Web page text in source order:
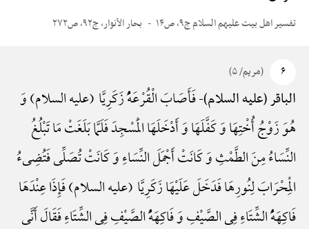
تفسیر اهل بیت علیهم السلام ج۹، ص۱۴ بحار الأنوار، ج۹۲، ص۲۷۲
۶ (مریم/ ۵)
الباقر (علیه السلام)-فَأَصَابَ الْقُرْعَهًُْ زَکَرِیَّا (علیه السلام) وَ
هُوَ زَوْجُ أُخْتِهَا وَ کَفَّلَهَا وَ أَدْخَلَهَا الْمَسْجِدَ فَلَمَّا بَلَغَتْ مَا تَبْلُغُ
النِّسَاءُ مِنَ الطَّمْثِ وَ کَانَتْ أَجْمَلَ النِّسَاءِ وَ کَانَتْ تُصَلِّی فَتُضِیءُ
الْمِحْرَابَ لِنُورِهَا فَدَخَلَ عَلَیْهَا زَکَرِیَّا (علیه السلام) فَإِذَا عِنْدَهَا
فَاکِهَهًُْ الشِّتَاءِ فِی الصَّیْفِ وَ فَاکِهَهًُْ الصَّیْفِ فِی الشِّتَاءِ فَقَالَ أَنَّی